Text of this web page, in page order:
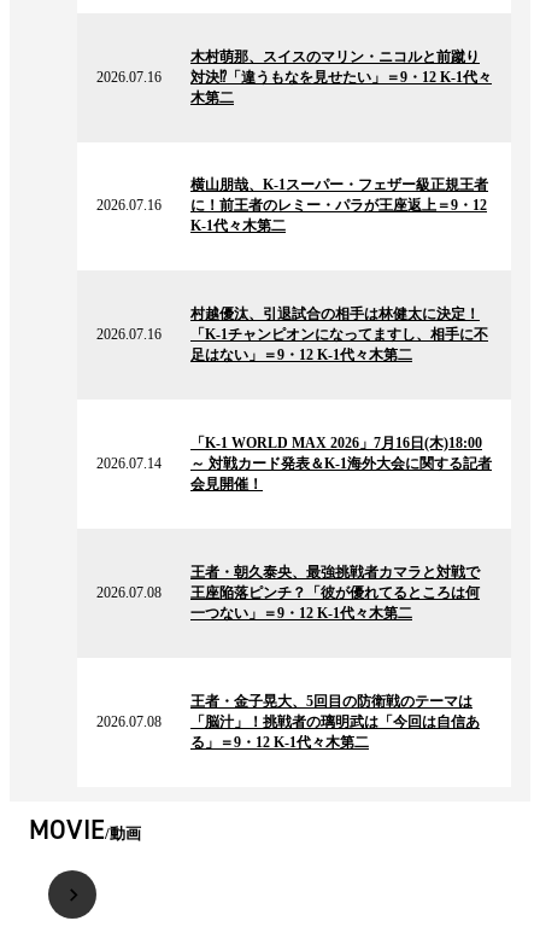
2026.07.16
木村萌那、スイスのマリン・ニコルと前蹴り
対決⁉「違うもなを見せたい」＝9・12 K-1代々
木第二
2026.07.16
横山朋哉、K-1スーパー・フェザー級正規王者
に！前王者のレミー・パラが王座返上＝9・12
K-1代々木第二
2026.07.16
村越優汰、引退試合の相手は林健太に決定！
「K-1チャンピオンになってますし、相手に不
足はない」＝9・12 K-1代々木第二
2026.07.14
「K-1 WORLD MAX 2026」7月16日(木)18:00
～ 対戦カード発表＆K-1海外大会に関する記者
会見開催！
2026.07.08
王者・朝久泰央、最強挑戦者カマラと対戦で
王座陥落ピンチ？「彼が優れてるところは何
一つない」＝9・12 K-1代々木第二
2026.07.08
王者・金子晃大、5回目の防衛戦のテーマは
「脳汁」！挑戦者の璃明武は「今回は自信あ
る」＝9・12 K-1代々木第二
MOVIE 動画